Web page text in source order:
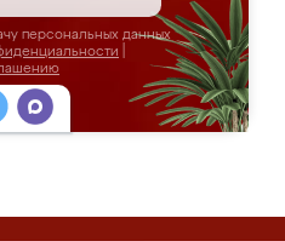
персональных данных